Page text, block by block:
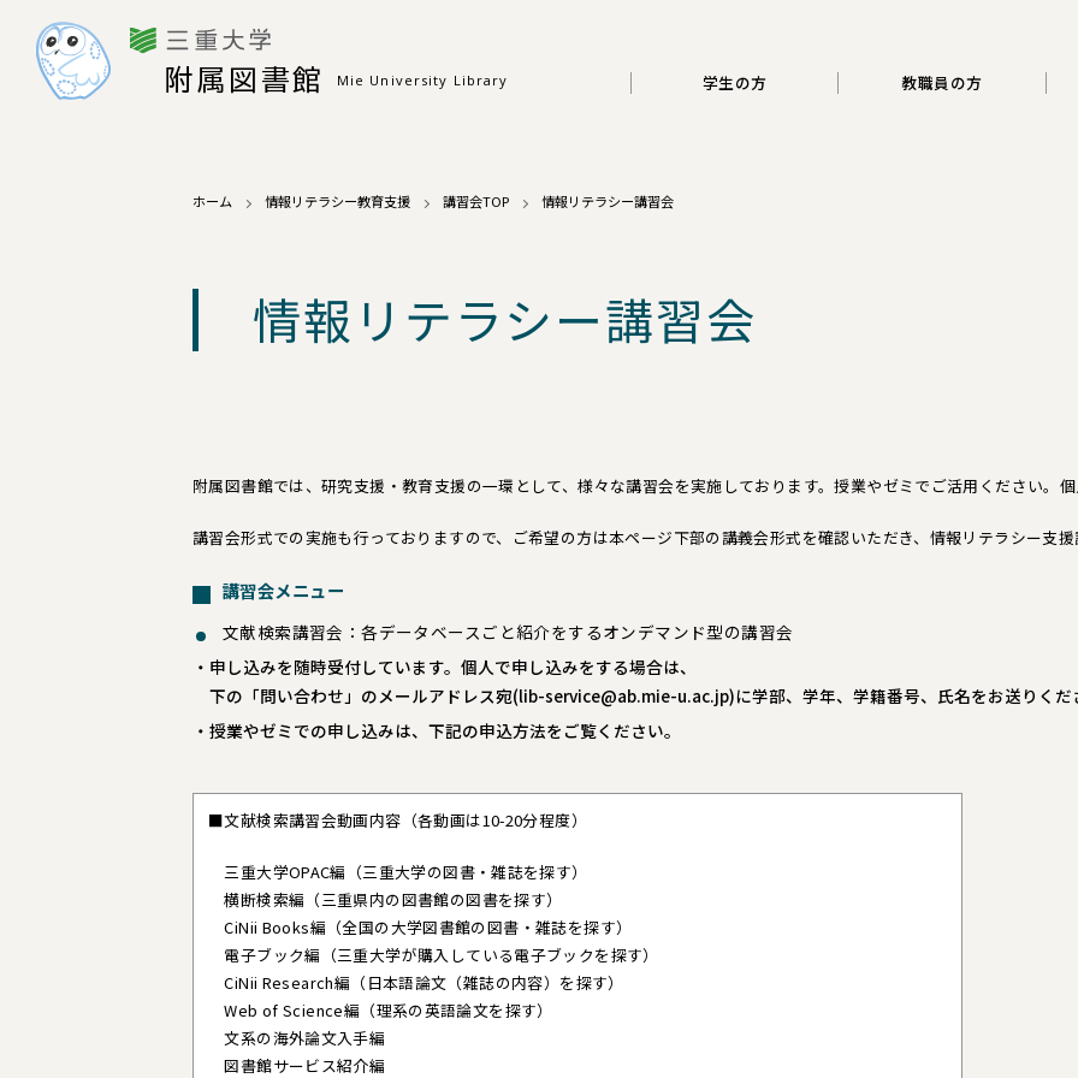
附属図書館 Mie University Library 学生の方 教職員の方
ホーム 情報リテラシー教育支援 講習会TOP 情報リテラシー講習会
情報リテラシー講習会
附属図書館では、研究支援・教育支援の一環として、様々な講習会を実施しております。授業やゼミでご活用ください。
講習会形式での実施も行っておりますので、ご希望の方は本ページ下部の講義会形式を確認いただき、情報リテラシー支
講習会メニュー
文献検索講習会：各データベースごと紹介をするオンデマンド型の講習会
申し込みを随時受付しています。個人で申し込みをする場合は、
下の「問い合わせ」のメールアドレス宛(lib-service@ab.mie-u.ac.jp)に学部、学年、学籍番号、氏名をお送りくだ
授業やゼミでの申し込みは、下記の申込方法をご覧ください。
■文献検索講習会動画内容（各動画は10-20分程度）
三重大学OPAC編（三重大学の図書・雑誌を探す）
横断検索編（三重県内の図書館の図書を探す）
CiNii Books編（全国の大学図書館の図書・雑誌を探す）
電子ブック編（三重大学が購入している電子ブックを探す）
CiNii Research編（日本語論文（雑誌の内容）を探す）
Web of Science編（理系の英語論文を探す）
文系の海外論文入手編
図書館サービス紹介編